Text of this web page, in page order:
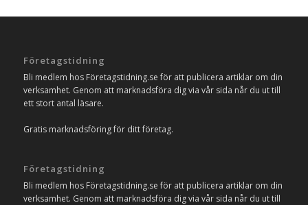
Företagstidning
Bli medlem hos Företagstidning.se för att publicera artiklar om din
verksamhet. Genom att marknadsföra dig via vår sida når du ut till
ett stort antal läsare.
Gratis marknadsföring för ditt företag.
Företagstidning
Bli medlem hos Företagstidning.se för att publicera artiklar om din
verksamhet. Genom att marknadsföra dig via vår sida når du ut till